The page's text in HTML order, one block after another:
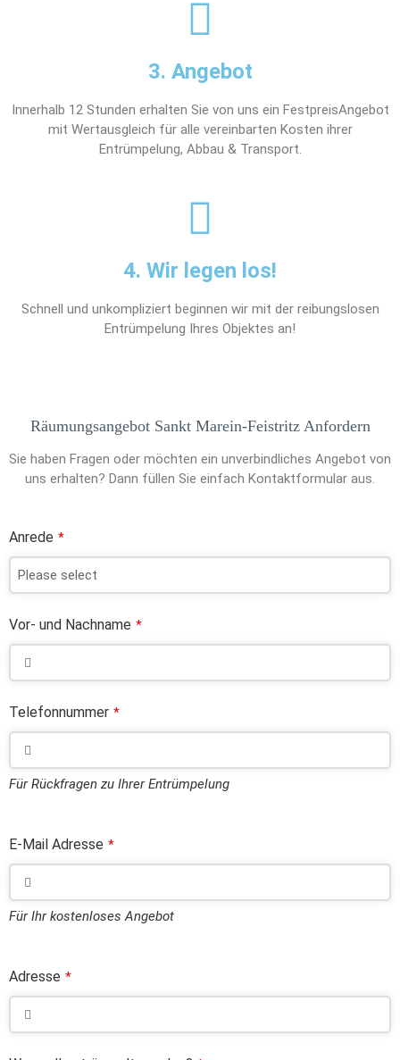
3. Angebot
Innerhalb 12 Stunden erhalten Sie von uns ein FestpreisAngebot
mit Wertausgleich für alle vereinbarten Kosten ihrer
Entrümpelung, Abbau & Transport.
4. Wir legen los!
Schnell und unkompliziert beginnen wir mit der reibungslosen
Entrümpelung Ihres Objektes an!
Räumungsangebot Sankt Marein-Feistritz Anfordern
Sie haben Fragen oder möchten ein unverbindliches Angebot von
uns erhalten? Dann füllen Sie einfach Kontaktformular aus.
Anrede *
Vor- und Nachname *
Telefonnummer *
Für Rückfragen zu Ihrer Entrümpelung
E-Mail Adresse *
Für Ihr kostenloses Angebot
Adresse *